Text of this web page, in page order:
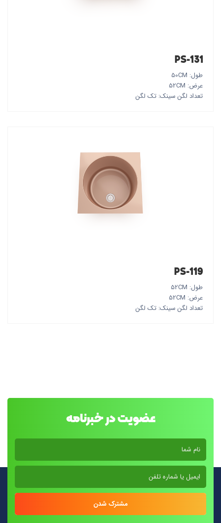
PS-131
طول: 50CM
عرض: 52CM
تعداد لگن سینک: تک لگن
PS-119
طول: 52CM
عرض: 52CM
تعداد لگن سینک: تک لگن
عضویت در خبرنامه
مشترک شدن